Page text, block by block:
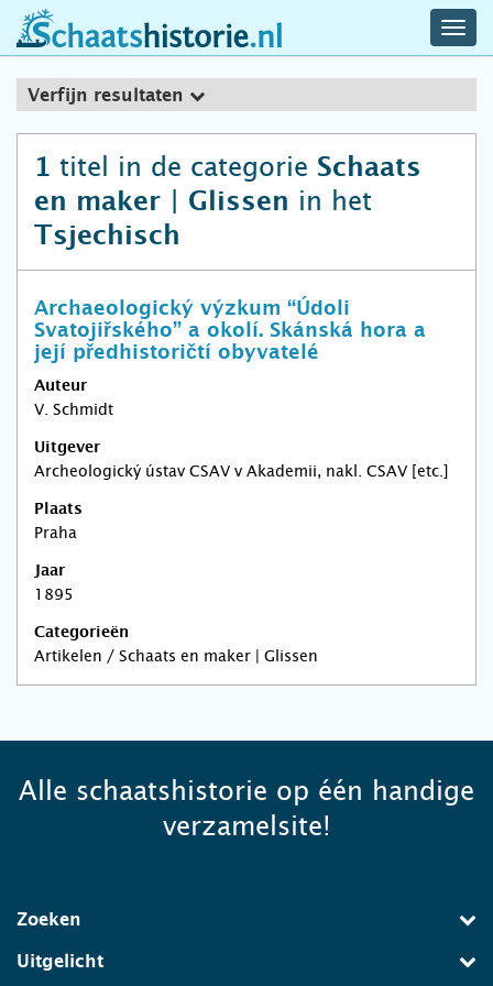
schaatshistorie.nl
Verfijn resultaten
1 titel in de categorie Schaats
en maker | Glissen in het
Tsjechisch
Archaeologický výzkum “Údoli
Svatojiřského” a okolí. Skánská hora a
její předhistoričtí obyvatelé
Auteur
V. Schmidt
Uitgever
Archeologický ústav CSAV v Akademii, nakl. CSAV [etc.]
Plaats
Praha
Jaar
1895
Categorieën
Artikelen / Schaats en maker | Glissen
Alle schaatshistorie op één handige
verzamelsite!
Zoeken
Uitgelicht